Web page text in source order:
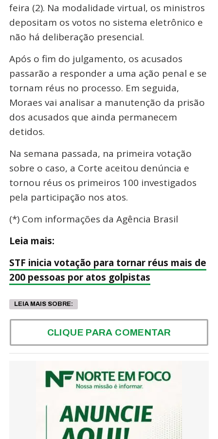
feira (2). Na modalidade virtual, os ministros
depositam os votos no sistema eletrônico e
não há deliberação presencial.
Após o fim do julgamento, os acusados
passarão a responder a uma ação penal e se
tornam réus no processo. Em seguida,
Moraes vai analisar a manutenção da prisão
dos acusados que ainda permanecem
detidos.
Na semana passada, na primeira votação
sobre o caso, a Corte aceitou denúncia e
tornou réus os primeiros 100 investigados
pela participação nos atos.
(*) Com informações da Agência Brasil
Leia mais:
STF inicia votação para tornar réus mais de
200 pessoas por atos golpistas
LEIA MAIS SOBRE:
CLIQUE PARA COMENTAR